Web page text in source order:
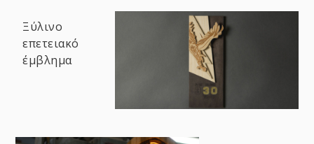
Ξύλινο
επετειακό
έμβλημα